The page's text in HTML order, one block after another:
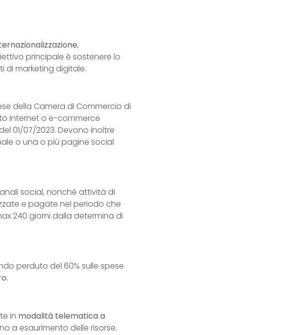
,
principale è sostenere lo
di marketing digitale.
della Camera di Commercio di
internet o e-commerce
01/07/2023. Devono inoltre
o una o più pagine social
social, nonché attività di
e pagate nel periodo che
240 giorni dalla determina di
perduto del 60% sulle spese
in modalità telematica a
a esaurimento delle risorse.